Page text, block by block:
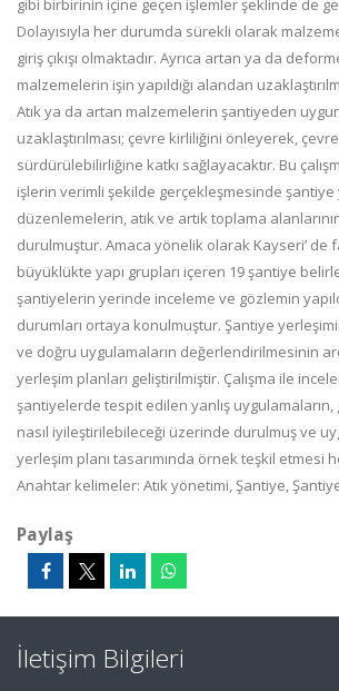
gibi birbirinin içine geçen işlemler şeklinde de
Dolayısıyla her durumda sürekli olarak
giriş çıkışı olmaktadır. Ayrıca artan ya da
malzemelerin işin yapıldığı alandan
Atık ya da artan malzemelerin şantiyeden
uzaklaştırılması; çevre kirliliğini önleyerek,
sürdürülebilirliğine katkı sağlayacaktır. Bu
işlerin verimli şekilde gerçekleşmesinde şantiye
düzenlemelerin, atık ve artık toplama
durulmuştur. Amaca yönelik olarak Kayseri’ de
büyüklükte yapı grupları içeren 19 şantiye
şantiyelerin yerinde inceleme ve gözlemin
durumları ortaya konulmuştur. Şantiye
ve doğru uygulamaların değerlendirilmesinin
yerleşim planları geliştirilmiştir. Çalışma ile
şantiyelerde tespit edilen yanlış
nasıl iyileştirilebileceği üzerinde durulmuş ve
yerleşim planı tasarımında örnek teşkil etmesi
Anahtar kelimeler: Atık yönetimi, Şantiye,
Paylaş
İletişim Bilgileri